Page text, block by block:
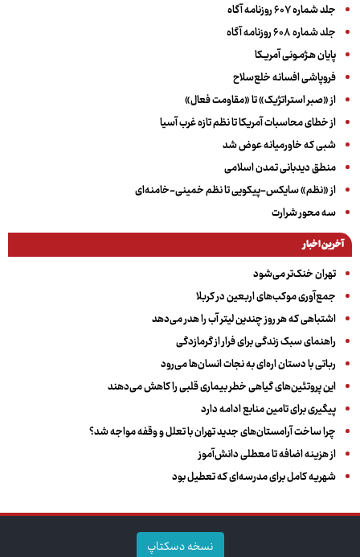
جلد شماره ۶۰۷ روزنامه آگاه
جلد شماره ۶۰۸ روزنامه آگاه
پایان هـژمـونی آمریـکا
فروپاشی افسانه خلع‌سلاح
از «صبر استراتژیک» تا «مقاومت فعال»
از خطای محاسبات آمریکا تا نظم تازه غرب آسیا
شبی که خاورمیانه عوض شد
منطق دیدبانی تمدن اسلامی
از «نظم» سایکس-پیکویی تا نظم خمینی-خامنه‌ای
سه‌ محور شرارت
آخرین اخبار
تهران خنک‌تر می‌شود
جمع‌آوری موکب‌های اربعین در کربلا
اشتباهی که هر روز چندین لیتر آب را هدر می‌دهد
راهنمای سبک زندگی برای فرار از گرمازدگی
رباتی با دستان اره‌ای به نجات انسان‌ها می‌رود
این پروتئین‌های گیاهی خطر بیماری قلبی را کاهش می‌دهند
پیگیری برای تامین منابع ادامه دارد
چرا ساخت آرامستان‌های جدید تهران با تعلل و وقفه مواجه شد؟
از هزینه اضافه تا معطلی دانش‌آموز
شهریه کامل برای مدرسه‌ای که تعطیل بود
نسخه دسکتاپ